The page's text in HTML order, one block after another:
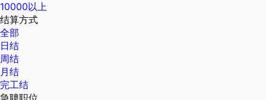
10000以上
结算方式
全部
日结
周结
月结
完工结